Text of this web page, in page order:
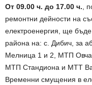
От 09.00 ч. до 17.00 ч. ,
ремонтни дейности на
електроенергия, ще
района на: с. Дибич, за
Мелница 1 и 2, МТП
МТП Стандиона и МТТ
Временни смущения в